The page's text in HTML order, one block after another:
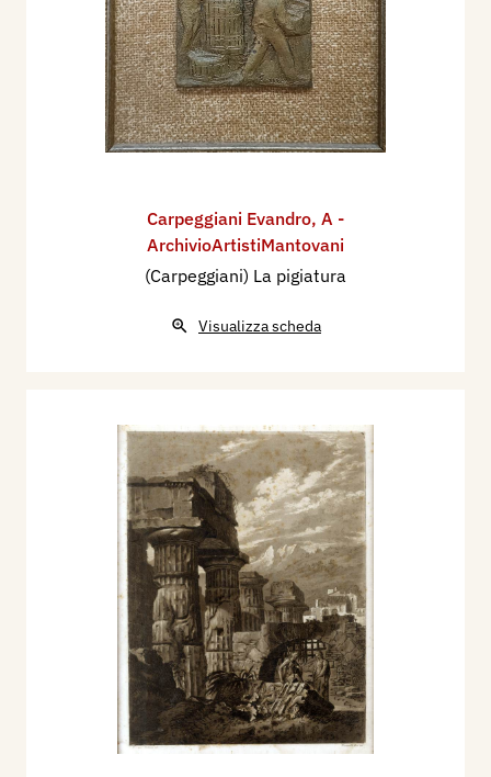
Carpeggiani Evandro, A -
ArchivioArtistiMantovani
(Carpeggiani) La pigiatura
Visualizza scheda